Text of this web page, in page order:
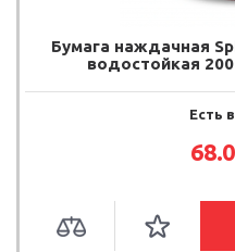
Бумага наждачная
водостойкая
Есть